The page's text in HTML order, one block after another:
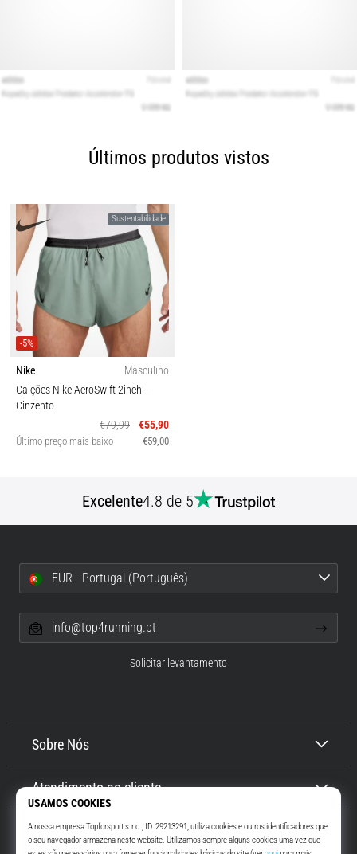
Últimos produtos vistos
Sustentabilidade
-5%
Nike
Masculino
Calções Nike AeroSwift 2inch -
Cinzento
€79,99
€55,90
Último preço mais baixo €59,00
Excelente4.8 de 5
Sobre Nós
Atendimento ao cliente
EUR - Portugal (Português)
info@top4running.pt
Solicitar levantamento